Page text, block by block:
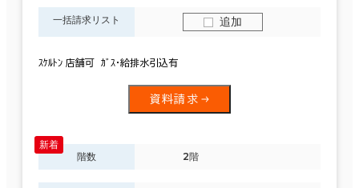
一括請求リスト 追加
ｽｹﾙﾄﾝ 店舗可 ｶﾞｽ・給排水引込有
資料請求
階数 2階